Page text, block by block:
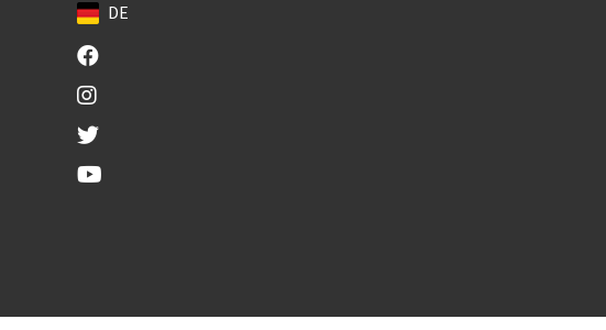
DE